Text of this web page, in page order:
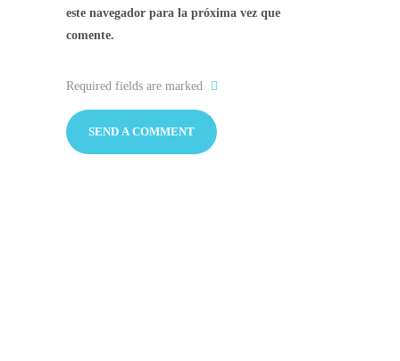
este navegador para la próxima vez que
comente.
Required fields are marked